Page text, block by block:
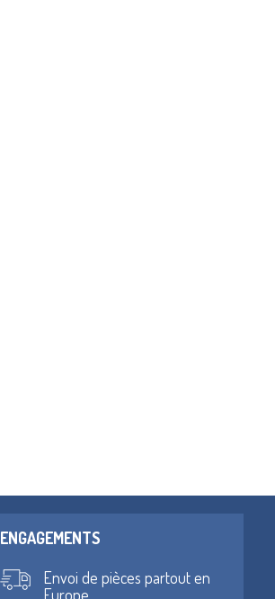
ENGAGEMENTS
Envoi de pièces partout en
Europe